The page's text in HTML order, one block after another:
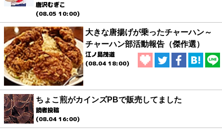
唐沢むぎこ
(08.05 10:00)
大きな唐揚げが乗ったチャーハン～
チャーハン部活動報告（傑作選）
江ノ島茂道
(08.04 18:00)
ちょこ煎がカインズPBで販売してました
読者投稿
(08.04 16:00)